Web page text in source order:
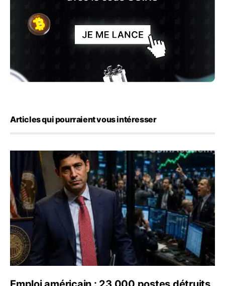
Articles qui pourraient vous intéresser
Emploi américain : 23 000 postes détruits en juillet, les